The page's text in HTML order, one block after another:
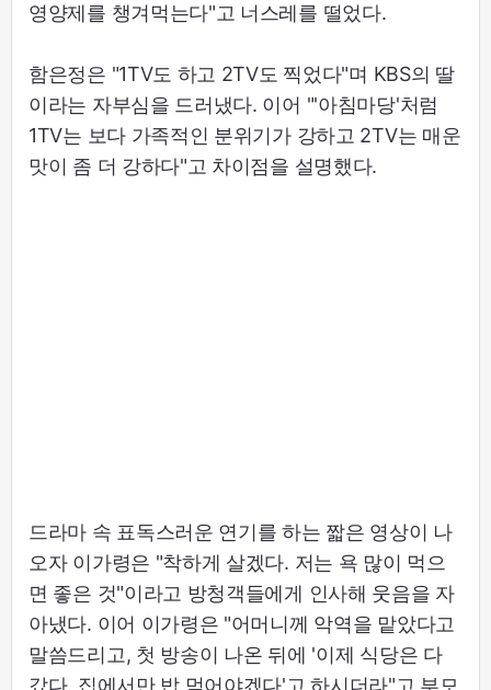
영양제를 챙겨먹는다"고 너스레를 떨었다.
함은정은 "1TV도 하고 2TV도 찍었다"며 KBS의 딸
이라는 자부심을 드러냈다. 이어 "'아침마당'처럼
1TV는 보다 가족적인 분위기가 강하고 2TV는 매운
맛이 좀 더 강하다"고 차이점을 설명했다.
드라마 속 표독스러운 연기를 하는 짧은 영상이 나
오자 이가령은 "착하게 살겠다. 저는 욕 많이 먹으
면 좋은 것"이라고 방청객들에게 인사해 웃음을 자
아냈다. 이어 이가령은 "어머니께 악역을 맡았다고
말씀드리고, 첫 방송이 나온 뒤에 '이제 식당은 다